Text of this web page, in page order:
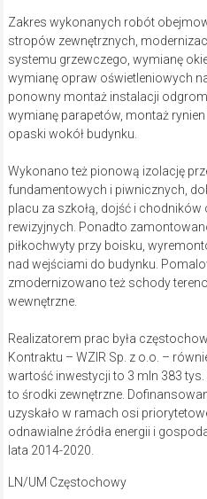
Zakres wykonanych robót
stropów zewnętrznych,
systemu grzewczego, wymianę
wymianę opraw oświetleniowych
ponowny montaż instalacji
wymianę parapetów, montaż
opaski wokół budynku.
Wykonano też pionową izolację
fundamentowych i piwnicznych,
placu za szkołą, dojść i
rewizyjnych. Ponadto
piłkochwyty przy boisku,
nad wejściami do budynku.
zmodernizowano też schody
wewnętrzne.
Realizatorem prac była
Kontraktu – WZIR Sp. z o.o. –
wartość inwestycji to 3 mln 383 tys.
to środki zewnętrzne.
uzyskało w ramach osi
odnawialne źródła energii i
lata 2014-2020.
LN/UM Częstochowy